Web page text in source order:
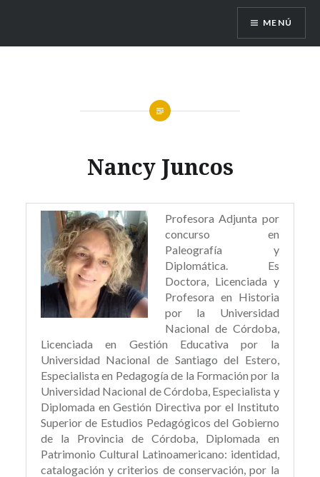
Escuela de Historia
MENÚ
Nancy Juncos
Profesora Adjunta por
concurso en
Paleografía y
Diplomática. Es
Doctora, Licenciada y
Profesora en Historia
por la Universidad
Nacional de Córdoba,
Licenciada en Gestión Educativa por la
Universidad Nacional de Santiago del Estero,
Especialista en Pedagogía de la Formación por la
Universidad Nacional de Córdoba, Especialista y
Diplomada en Gestión Directiva por el Instituto
Superior de Estudios Pedagógicos del Gobierno
de la Provincia de Córdoba, Diplomada en
Patrimonio Cultural Latinoamericano: identidad,
catalogación y criterios de conservación, por la